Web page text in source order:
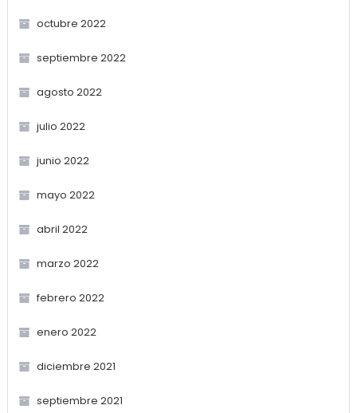
octubre 2022
septiembre 2022
agosto 2022
julio 2022
junio 2022
mayo 2022
abril 2022
marzo 2022
febrero 2022
enero 2022
diciembre 2021
septiembre 2021